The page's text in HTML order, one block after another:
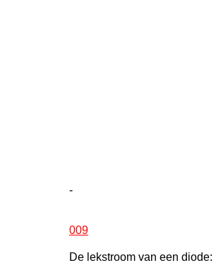
-
009
De lekstroom van een diode: